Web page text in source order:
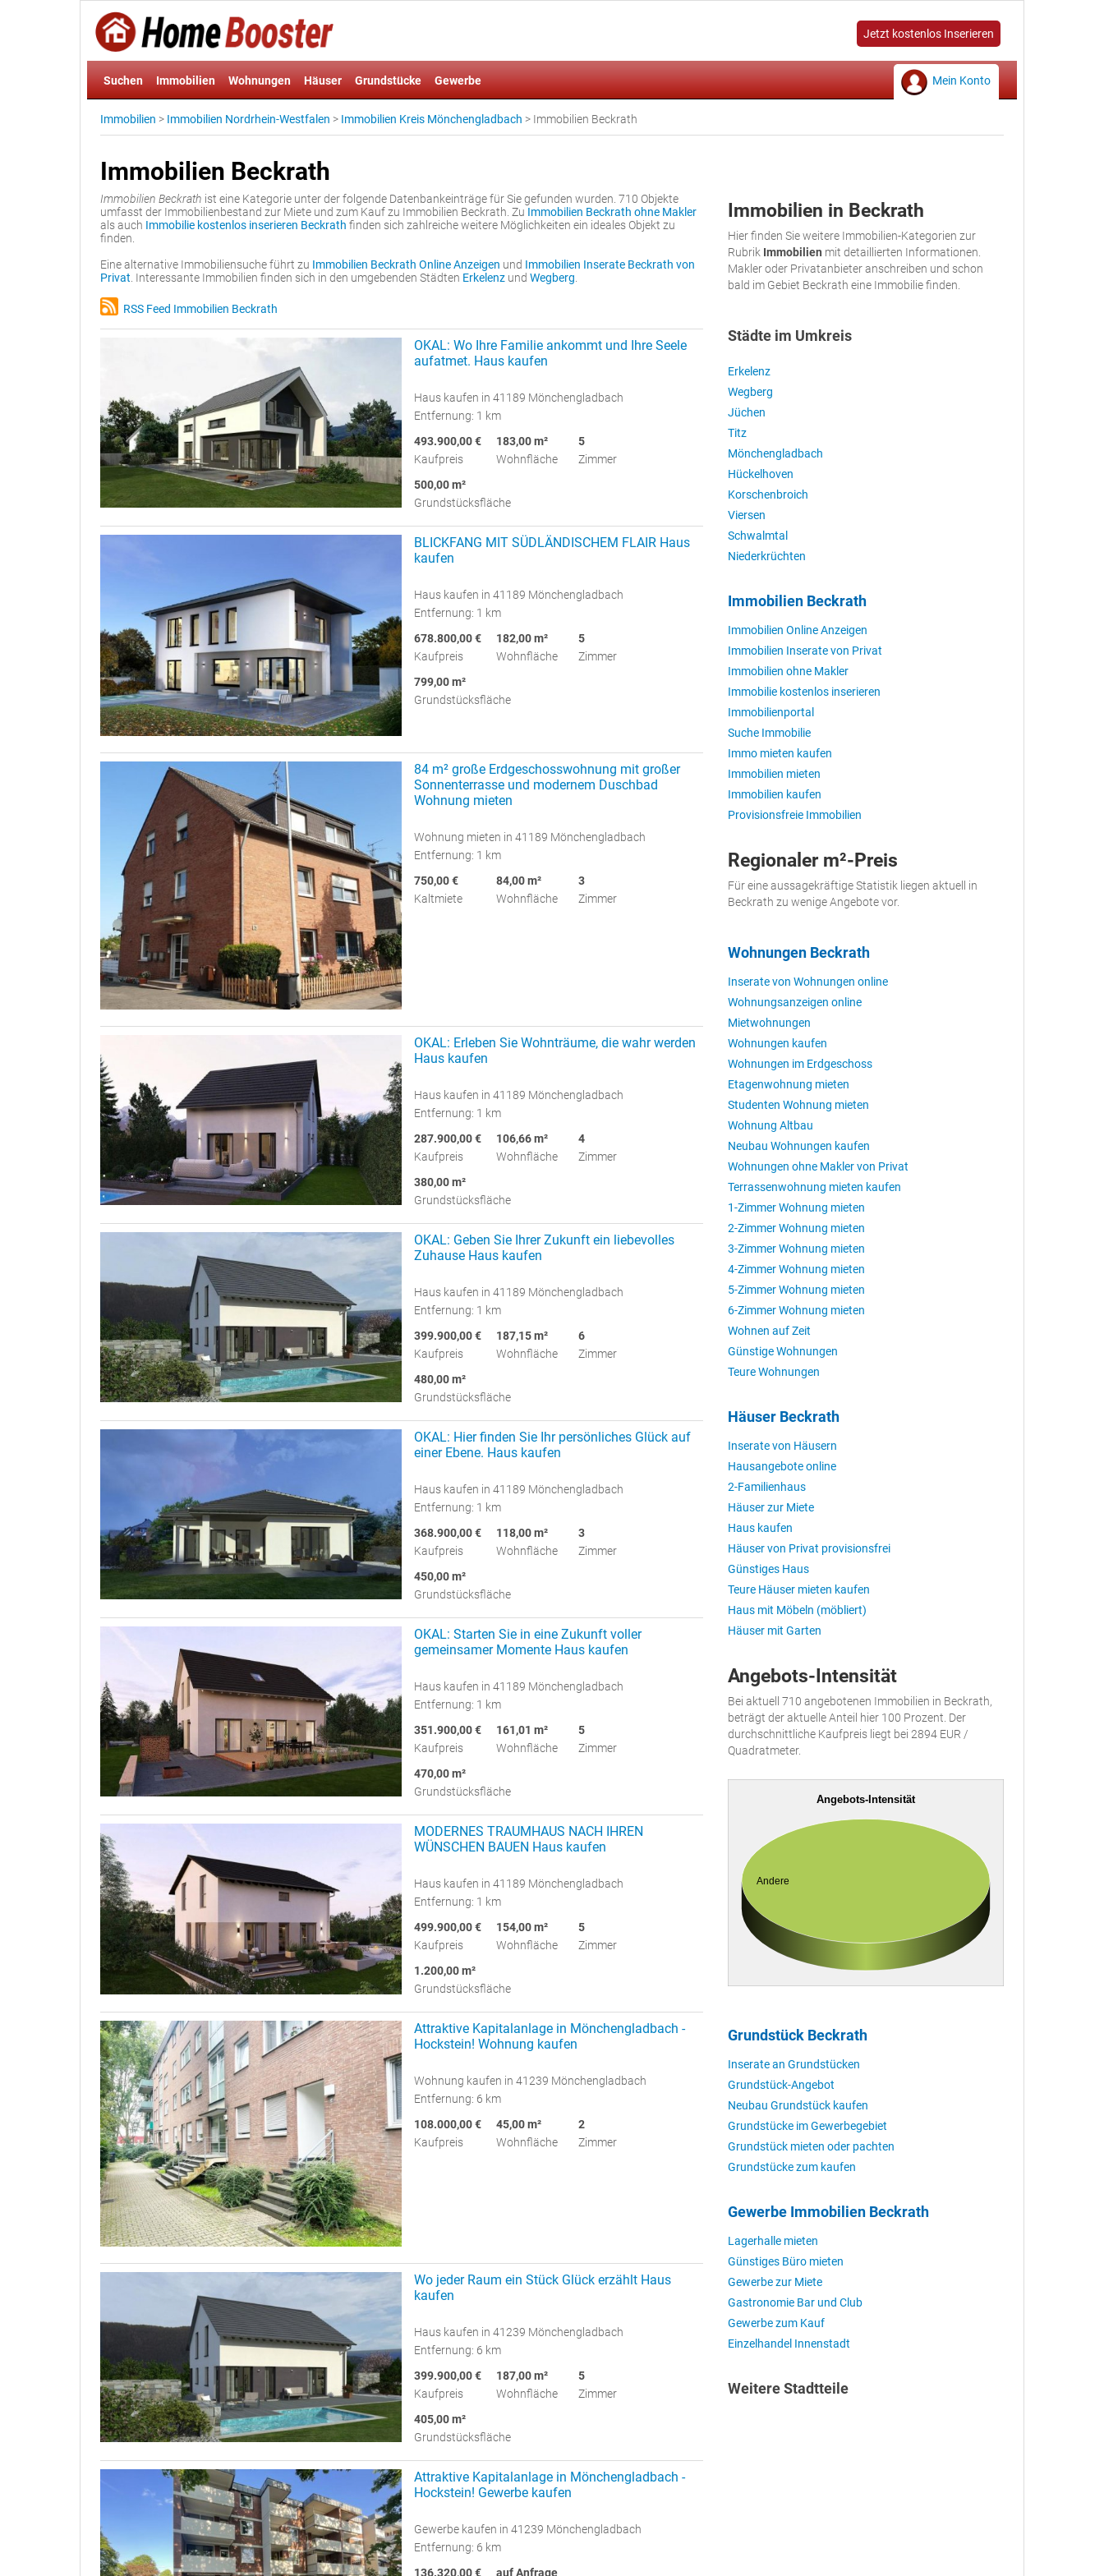
Jetzt kostenlos Inserieren
Suchen Immobilien Wohnungen Häuser Grundstücke Gewerbe Mein Konto
Immobilien > Immobilien Nordrhein-Westfalen > Immobilien Kreis Mönchengladbach > Immobilien Beckrath
Immobilien Beckrath
Immobilien Beckrath ist eine Kategorie unter der folgende Datenbankeinträge für Sie gefunden wurden. 710 Objekte
umfasst der Immobilienbestand zur Miete und zum Kauf zu Immobilien Beckrath. Zu Immobilien Beckrath ohne Makler
als auch Immobilie kostenlos inserieren Beckrath finden sich zahlreiche weitere Möglichkeiten ein ideales Objekt zu
finden.
Eine alternative Immobiliensuche führt zu Immobilien Beckrath Online Anzeigen und Immobilien Inserate Beckrath von
Privat . Interessante Immobilien finden sich in den umgebenden Städten Erkelenz und Wegberg
RSS Feed Immobilien Beckrath
OKAL: Wo Ihre Familie ankommt und Ihre Seele
aufatmet. Haus kaufen
Haus kaufen in 41189 Mönchengladbach
Entfernung: 1 km
493.900,00 €
Kaufpreis
183,00 m²
Wohnfläche
5
Zimmer
500,00 m²
Grundstücksfläche
BLICKFANG MIT SÜDLÄNDISCHEM FLAIR Haus
kaufen
Haus kaufen in 41189 Mönchengladbach
Entfernung: 1 km
678.800,00 €
Kaufpreis
182,00 m²
Wohnfläche
5
Zimmer
799,00 m²
Grundstücksfläche
84 m² große Erdgeschosswohnung mit großer
Sonnenterrasse und modernem Duschbad
Wohnung mieten
Wohnung mieten in 41189 Mönchengladbach
Entfernung: 1 km
750,00 €
Kaltmiete
84,00 m²
Wohnfläche
3
Zimmer
OKAL: Erleben Sie Wohnträume, die wahr werden
Haus kaufen
Haus kaufen in 41189 Mönchengladbach
Entfernung: 1 km
287.900,00 €
Kaufpreis
106,66 m²
Wohnfläche
4
Zimmer
380,00 m²
Grundstücksfläche
OKAL: Geben Sie Ihrer Zukunft ein liebevolles
Zuhause Haus kaufen
Haus kaufen in 41189 Mönchengladbach
Entfernung: 1 km
399.900,00 €
Kaufpreis
187,15 m²
Wohnfläche
6
Zimmer
480,00 m²
Grundstücksfläche
OKAL: Hier finden Sie Ihr persönliches Glück auf
einer Ebene. Haus kaufen
Haus kaufen in 41189 Mönchengladbach
Entfernung: 1 km
368.900,00 €
Kaufpreis
118,00 m²
Wohnfläche
3
Zimmer
450,00 m²
Grundstücksfläche
OKAL: Starten Sie in eine Zukunft voller
gemeinsamer Momente Haus kaufen
Haus kaufen in 41189 Mönchengladbach
Entfernung: 1 km
351.900,00 €
Kaufpreis
161,01 m²
Wohnfläche
5
Zimmer
470,00 m²
Grundstücksfläche
MODERNES TRAUMHAUS NACH IHREN
WÜNSCHEN BAUEN Haus kaufen
Haus kaufen in 41189 Mönchengladbach
Entfernung: 1 km
499.900,00 €
Kaufpreis
154,00 m²
Wohnfläche
5
Zimmer
1.200,00 m²
Grundstücksfläche
Attraktive Kapitalanlage in Mönchengladbach -
Hockstein! Wohnung kaufen
Wohnung kaufen in 41239 Mönchengladbach
Entfernung: 6 km
108.000,00 €
Kaufpreis
45,00 m²
Wohnfläche
2
Zimmer
Wo jeder Raum ein Stück Glück erzählt Haus
kaufen
Haus kaufen in 41239 Mönchengladbach
Entfernung: 6 km
399.900,00 €
Kaufpreis
187,00 m²
Wohnfläche
5
Zimmer
405,00 m²
Grundstücksfläche
Attraktive Kapitalanlage in Mönchengladbach -
Hockstein! Gewerbe kaufen
Gewerbe kaufen in 41239 Mönchengladbach
Entfernung: 6 km
136.320,00 €
auf Anfrage
Immobilien in Beckrath
Hier finden Sie weitere Immobilien-Kategorien zur
Rubrik Immobilien mit detaillierten Informationen.
Makler oder Privatanbieter anschreiben und schon
bald im Gebiet Beckrath eine Immobilie finden.
Städte im Umkreis
Erkelenz
Wegberg
Jüchen
Titz
Mönchengladbach
Hückelhoven
Korschenbroich
Viersen
Schwalmtal
Niederkrüchten
Immobilien Beckrath
Immobilien Online Anzeigen
Immobilien Inserate von Privat
Immobilien ohne Makler
Immobilie kostenlos inserieren
Immobilienportal
Suche Immobilie
Immo mieten kaufen
Immobilien mieten
Immobilien kaufen
Provisionsfreie Immobilien
Regionaler m²-Preis
Für eine aussagekräftige Statistik liegen aktuell in
Beckrath zu wenige Angebote vor.
Wohnungen Beckrath
Inserate von Wohnungen online
Wohnungsanzeigen online
Mietwohnungen
Wohnungen kaufen
Wohnungen im Erdgeschoss
Etagenwohnung mieten
Studenten Wohnung mieten
Wohnung Altbau
Neubau Wohnungen kaufen
Wohnungen ohne Makler von Privat
Terrassenwohnung mieten kaufen
1-Zimmer Wohnung mieten
2-Zimmer Wohnung mieten
3-Zimmer Wohnung mieten
4-Zimmer Wohnung mieten
5-Zimmer Wohnung mieten
6-Zimmer Wohnung mieten
Wohnen auf Zeit
Günstige Wohnungen
Teure Wohnungen
Häuser Beckrath
Inserate von Häusern
Hausangebote online
2-Familienhaus
Häuser zur Miete
Haus kaufen
Häuser von Privat provisionsfrei
Günstiges Haus
Teure Häuser mieten kaufen
Haus mit Möbeln (möbliert)
Häuser mit Garten
Angebots-Intensität
Bei aktuell 710 angebotenen Immobilien in Beckrath,
beträgt der aktuelle Anteil hier 100 Prozent. Der
durchschnittliche Kaufpreis liegt bei 2894 EUR /
Quadratmeter.
Angebots-Intensität
Andere
Grundstück Beckrath
Inserate an Grundstücken
Grundstück-Angebot
Neubau Grundstück kaufen
Grundstücke im Gewerbegebiet
Grundstück mieten oder pachten
Grundstücke zum kaufen
Gewerbe Immobilien Beckrath
Lagerhalle mieten
Günstiges Büro mieten
Gewerbe zur Miete
Gastronomie Bar und Club
Gewerbe zum Kauf
Einzelhandel Innenstadt
Weitere Stadtteile